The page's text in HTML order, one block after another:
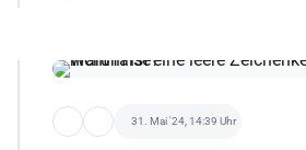
31. Mai '24, 14:39 Uhr